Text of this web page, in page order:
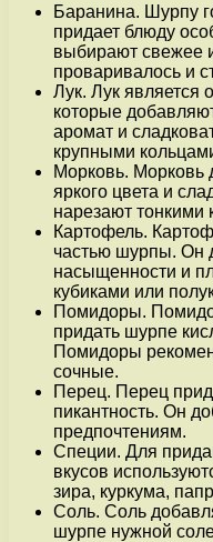
Баранина. Шурпу
придает блюду
выбирают свежее
проваривалось и
Лук. Лук является
которые
аромат и
крупными
Морковь. Морковь
яркого цвета и
нарезают тонкими
Картофель.
частью шурпы. Он
насыщенности и
кубиками или
Помидоры.
придать шурпе
Помидоры
сочные.
Перец. Перец
пикантность. Он
предпочтениям.
Специи. Для
вкусов
зира, куркума,
Соль. Соль
шурпе нужной